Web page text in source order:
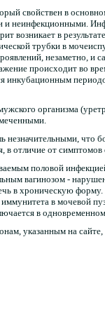
свойствен в
неинфекционными.
возникает в
трубки в
незаметно, и
происходит во
инкубационным
организма
незначительными,
в отличие от симптомов
половой
вагинозом -
в хроническую
в мочевой
в
указанным на сайте,